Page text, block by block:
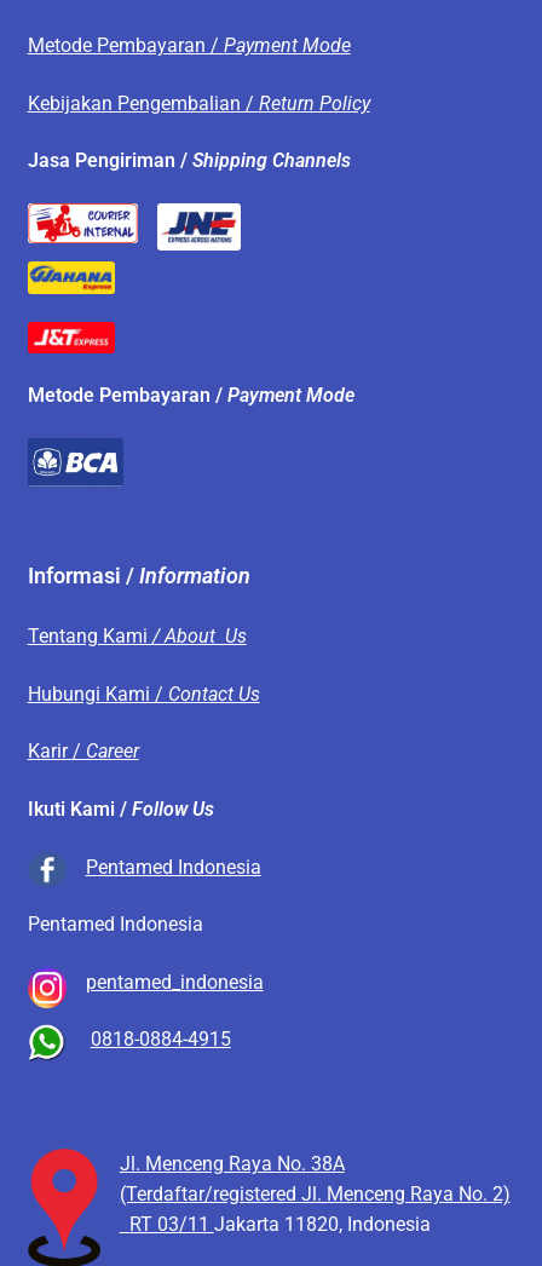
Metode Pembayaran / Payment Mode
Kebijakan Pengembalian / Return Policy
Jasa Pengiriman / Shipping Channels
Metode Pembayaran / Payment Mode
Informasi /Information
Tentang Kami / About Us
Hubungi Kami / Contact Us
Karir / Career
Ikuti Kami / Follow Us
Pentamed Indonesia
Pentamed Indonesia
pentamed_indonesia
0818-0884-4915
Jl. Menceng Raya No. 38A
(Terdaftar/registered Jl. Menceng Raya No. 2)
RT 03/11 Jakarta 11820, Indonesia